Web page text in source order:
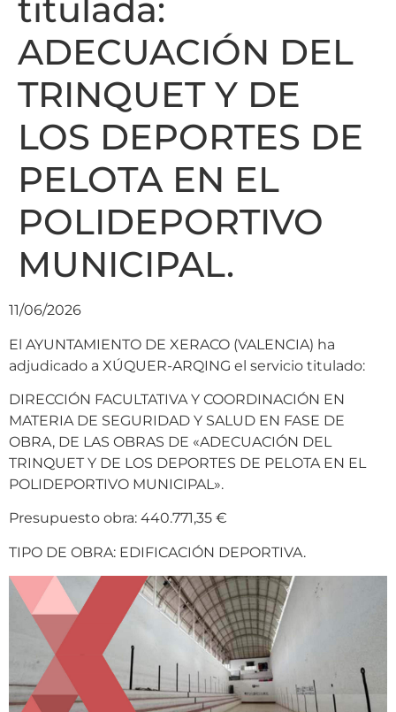
titulada:
ADECUACIÓN DEL
TRINQUET Y DE
LOS DEPORTES DE
PELOTA EN EL
POLIDEPORTIVO
MUNICIPAL.
11/06/2026
El AYUNTAMIENTO DE XERACO (VALENCIA) ha
adjudicado a XÚQUER-ARQING el servicio titulado:
DIRECCIÓN FACULTATIVA Y COORDINACIÓN EN
MATERIA DE SEGURIDAD Y SALUD EN FASE DE
OBRA, DE LAS OBRAS DE «ADECUACIÓN DEL
TRINQUET Y DE LOS DEPORTES DE PELOTA EN EL
POLIDEPORTIVO MUNICIPAL».
Presupuesto obra: 440.771,35 €
TIPO DE OBRA: EDIFICACIÓN DEPORTIVA.